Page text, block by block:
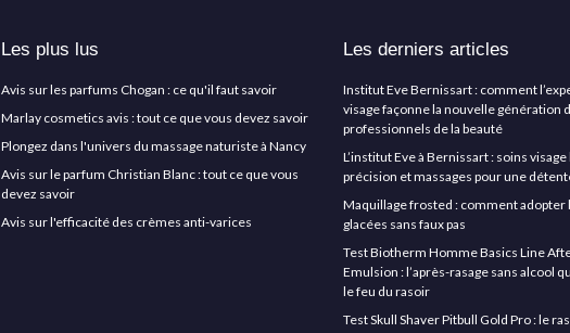
Les plus lus
Avis sur les parfums Chogan : ce qu'il faut savoir
Marlay cosmetics avis : tout ce que vous devez savoir
Plongez dans l'univers du massage naturiste à Nancy
Avis sur le parfum Christian Blanc : tout ce que vous
devez savoir
Avis sur l'efficacité des crèmes anti-varices
Les derniers articles
Institut Eve Bernissart : comment
visage façonne la nouvelle génération
professionnels de la beauté
L’institut Eve à Bernissart : soins
précision et massages pour une
Maquillage frosted : comment adopter
glacées sans faux pas
Test Biotherm Homme Basics Line
Emulsion : l’après-rasage sans alcool
le feu du rasoir
Test Skull Shaver Pitbull Gold Pro : le